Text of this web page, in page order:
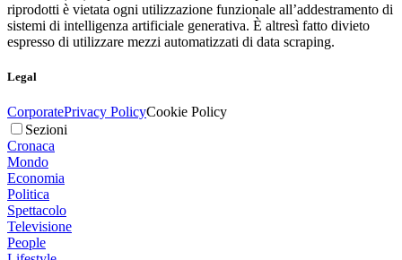
riprodotti è vietata ogni utilizzazione funzionale all’addestramento di
sistemi di intelligenza artificiale generativa. È altresì fatto divieto
espresso di utilizzare mezzi automatizzati di data scraping.
Legal
CorporatePrivacy PolicyCookie Policy
Sezioni
Cronaca
Mondo
Economia
Politica
Spettacolo
Televisione
People